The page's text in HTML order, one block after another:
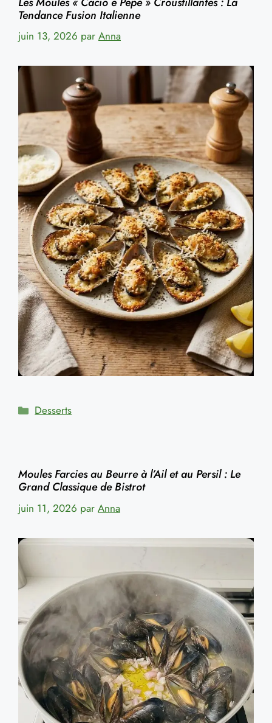
Tendance Fusion Italienne
juin 13, 2026 par Anna
Catégories
Desserts
Moules Farcies au Beurre à l’Ail et au Persil : Le
Grand Classique de Bistrot
juin 11, 2026 par Anna